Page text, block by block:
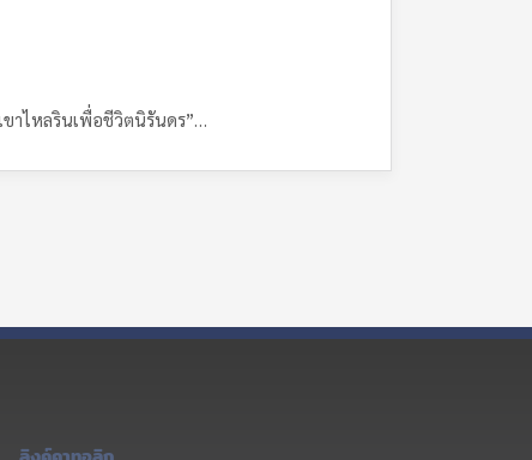
ขาไหลรินเพื่อชีวิตนิรันดร”…